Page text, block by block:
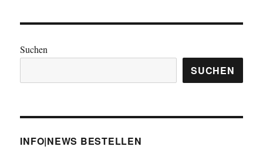
Suchen
SUCHEN
INFO|NEWS BESTELLEN